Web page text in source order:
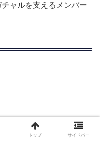
ャルを支えるメンバー
トップ サイドバー